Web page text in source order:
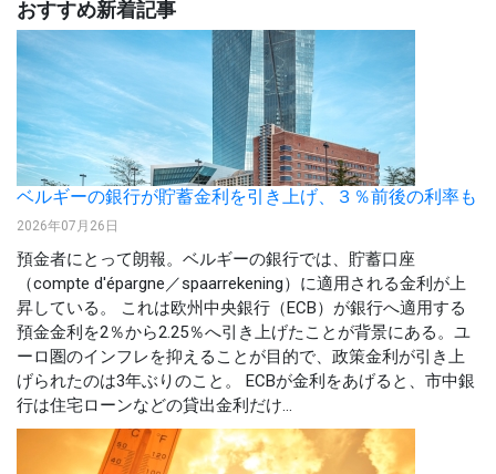
おすすめ新着記事
ベルギーの銀行が貯蓄金利を引き上げ、３％前後の利率も
2026年07月26日
預金者にとって朗報。ベルギーの銀行では、貯蓄口座
（compte d'épargne／spaarrekening）に適用される金利が上
昇している。 これは欧州中央銀行（ECB）が銀行へ適用する
預金金利を2％から2.25％へ引き上げたことが背景にある。ユ
ーロ圏のインフレを抑えることが目的で、政策金利が引き上
げられたのは3年ぶりのこと。 ECBが金利をあげると、市中銀
行は住宅ローンなどの貸出金利だけ...